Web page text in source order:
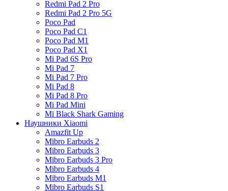
Redmi Pad 2 Pro
Redmi Pad 2 Pro 5G
Poco Pad
Poco Pad C1
Poco Pad M1
Poco Pad X1
Mi Pad 6S Pro
Mi Pad 7
Mi Pad 7 Pro
Mi Pad 8
Mi Pad 8 Pro
Mi Pad Mini
Mi Black Shark Gaming
Наушники Xiaomi
Amazfit Up
Mibro Earbuds 2
Mibro Earbuds 3
Mibro Earbuds 3 Pro
Mibro Earbuds 4
Mibro Earbuds M1
Mibro Earbuds S1